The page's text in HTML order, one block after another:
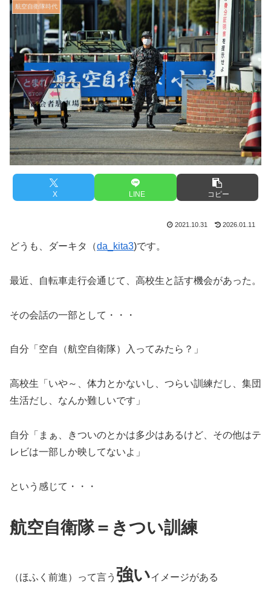
航空自衛隊時代
X LINE コピー
2021.10.31 2026.01.11
どうも、ダーキタ（da_kita3)です。
最近、自転車走行会通じて、高校生と話す機会があった。
その会話の一部として・・・
自分「空自（航空自衛隊）入ってみたら？」
高校生「いや～、体力とかないし、つらい訓練だし、集団
生活だし、なんか難しいです」
自分「まぁ、きついのとかは多少はあるけど、その他はテ
レビは一部しか映してないよ」
という感じて・・・
航空自衛隊＝きつい訓練
（ほふく前進）って言う 強いイメージがある